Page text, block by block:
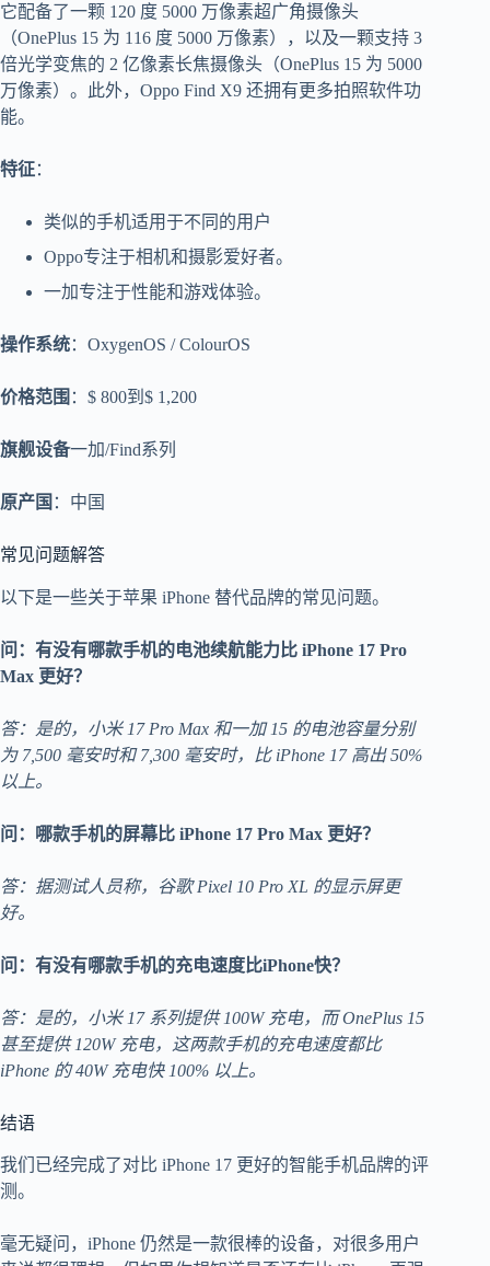
它配备了一颗 120 度 5000 万像素超广角摄像头
（OnePlus 15 为 116 度 5000 万像素），以及一颗支持 3
倍光学变焦的 2 亿像素长焦摄像头（OnePlus 15 为 5000
万像素）。此外，Oppo Find X9 还拥有更多拍照软件功
能。
特征：
类似的手机适用于不同的用户
Oppo专注于相机和摄影爱好者。
一加专注于性能和游戏体验。
操作系统：OxygenOS / ColourOS
价格范围 ：$ 800到$ 1,200
旗舰设备一加/Find系列
原产国 ：中国
常见问题解答
以下是一些关于苹果 iPhone 替代品牌的常见问题。
问：有没有哪款手机的电池续航能力比 iPhone 17 Pro
Max 更好？
答：是的，小米 17 Pro Max 和一加 15 的电池容量分别
为 7,500 毫安时和 7,300 毫安时，比 iPhone 17 高出 50%
以上。
问：哪款手机的屏幕比 iPhone 17 Pro Max 更好？
答：据测试人员称，谷歌 Pixel 10 Pro XL 的显示屏更
好。
问：有没有哪款手机的充电速度比iPhone快？
答：是的，小米 17 系列提供 100W 充电，而 OnePlus 15
甚至提供 120W 充电，这两款手机的充电速度都比
iPhone 的 40W 充电快 100% 以上。
结语
我们已经完成了对比 iPhone 17 更好的智能手机品牌的评
测。
毫无疑问，iPhone 仍然是一款很棒的设备，对很多用户